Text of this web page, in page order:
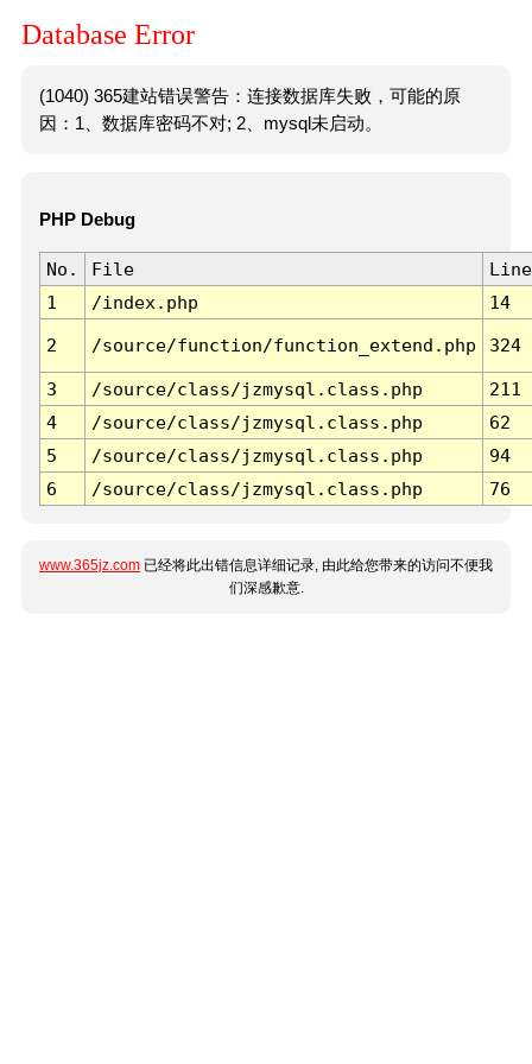
Database Error
(1040) 365建站错误警告：连接数据库失败，可能的原
因：1、数据库密码不对; 2、mysql未启动。
PHP Debug
No. File
Line
1
/index.php 14
2 /source/function/function_extend.php 324
3 /source/class/jzmysql.class.php
211
4
/source/class/jzmysql.class.php
62
5
/source/class/jzmysql.class.php
94
6
/source/class/jzmysql.class.php 76
www.365jz.com 已经将此出错信息详细记录, 由此给您带来的访问不便我
们深感歉意.